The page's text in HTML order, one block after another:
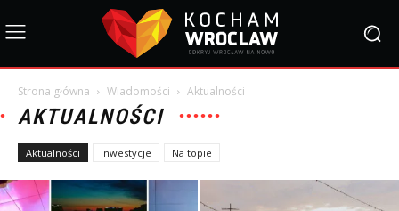
Strona główna Wiadomości Aktualności
AKTUALNOŚCI
Aktualności Inwestycje Na topie